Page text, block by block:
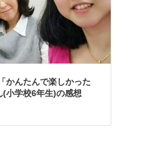
かんたんで楽しかった
小学校6年生)の感想